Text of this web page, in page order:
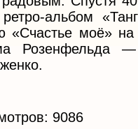
альбом
«Счастье моё»
Розенфельда
9086